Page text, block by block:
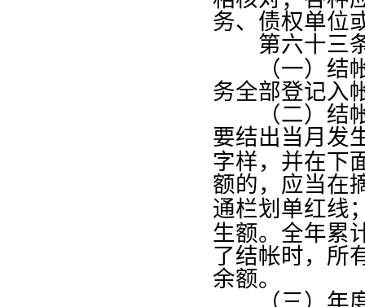
务、债权单位
第六十三
（一）结帐
务全部登记入
（二）结帐
要结出当月发
字样，并在下
额的，应当在
通栏划单红线
生额。全年累
了结帐时，所
余额。
（三）年度